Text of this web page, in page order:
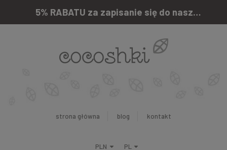
5% RABATU za zapisanie się do naszego newslettera
strona główna blog kontakt